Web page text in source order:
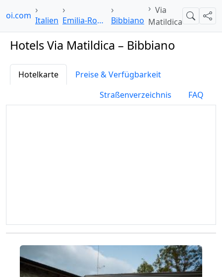
Italien Emilia-Romagna Bibbiano
Via
Matildica
Suche
Hotels Via Matildica – Bibbiano
Hotelkarte
Preise & Verfügbarkeit
Straßenverzeichnis
FAQ